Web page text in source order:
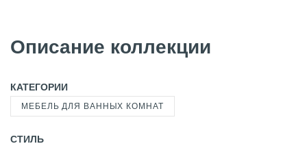
Описание коллекции
КАТЕГОРИИ
МЕБЕЛЬ ДЛЯ ВАННЫХ КОМНАТ
СТИЛЬ